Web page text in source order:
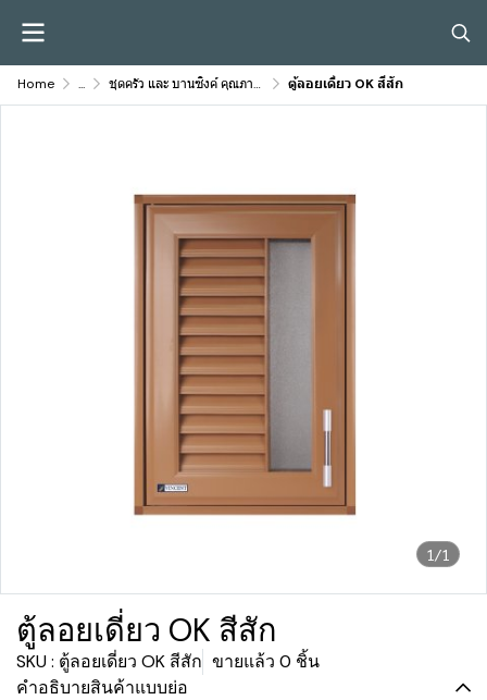
Home ... ชุดครัว และ บานซิงค์ คุณภาพสูง ตู้ลอยเดี่ยว OK สีสัก
1/1
ตู้ลอยเดี่ยว OK สีสัก
SKU : ตู้ลอยเดี่ยว OK สีสัก ขายแล้ว 0 ชิ้น
คำอธิบายสินค้าแบบย่อ